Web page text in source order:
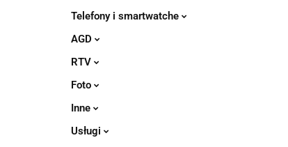
Telefony i smartwatche
AGD
RTV
Foto
Inne
Usługi